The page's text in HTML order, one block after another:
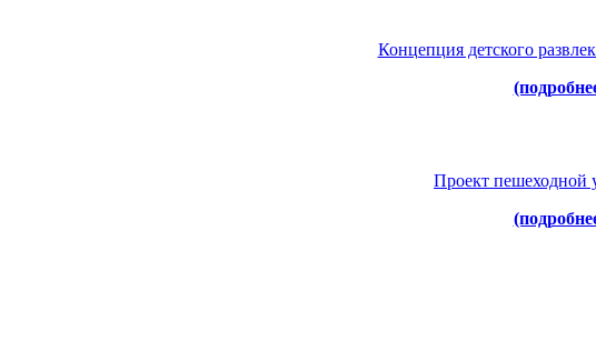
Концепция детского
Проект пешеходной